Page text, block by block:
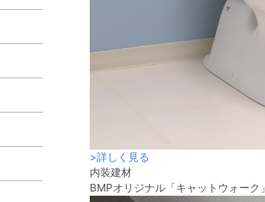
>詳しく見る
内装建材
BMPオリジナル「キャットウォーク」